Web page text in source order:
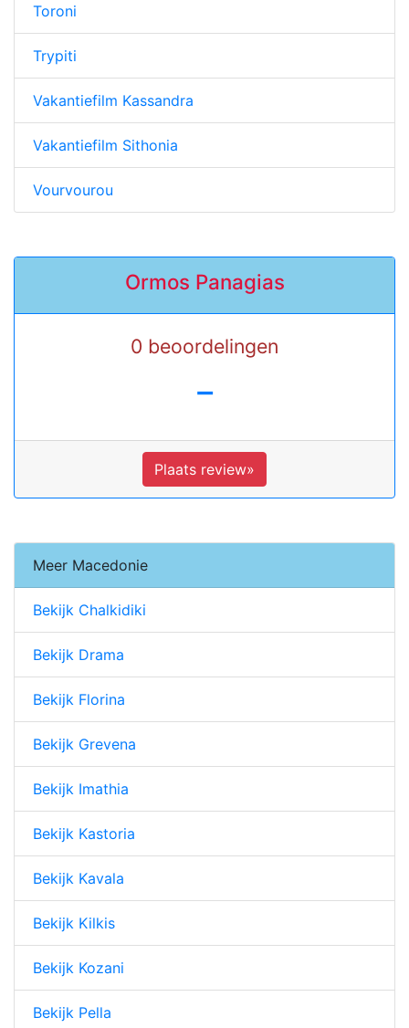
Toroni
Trypiti
Vakantiefilm Kassandra
Vakantiefilm Sithonia
Vourvourou
Ormos Panagias
0 beoordelingen
-
Plaats review»
Meer Macedonie
Bekijk Chalkidiki
Bekijk Drama
Bekijk Florina
Bekijk Grevena
Bekijk Imathia
Bekijk Kastoria
Bekijk Kavala
Bekijk Kilkis
Bekijk Kozani
Bekijk Pella